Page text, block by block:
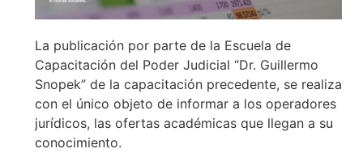
La publicación por parte de la Escuela de
Capacitación del Poder Judicial “Dr. Guillermo
Snopek” de la capacitación precedente, se realiza
con el único objeto de informar a los operadores
jurídicos, las ofertas académicas que llegan a su
conocimiento.